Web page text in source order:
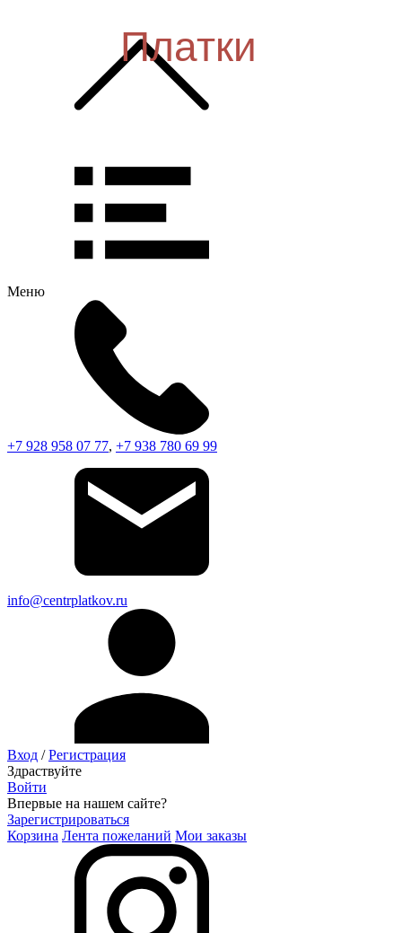
Меню
+7 928 958 07 77, +7 938 780 69 99
info@centrplatkov.ru
Вход /Регистрация
Здраствуйте
Войти
Впервые на нашем сайте?
Зарегистрироваться
Корзина Лента пожеланий Мои заказы
Платки